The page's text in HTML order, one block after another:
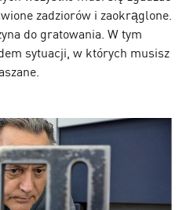
zadziorów i zaokrąglone.
do gratowania. W tym
sytuacji, w których musisz